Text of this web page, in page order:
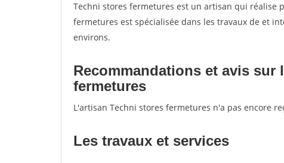
Techni stores fermetures est un artisan qui réalise
fermetures est spécialisée dans les travaux de et
environs.
Recommandations et avis sur
fermetures
L'artisan Techni stores fermetures n'a pas encore
Les travaux et services